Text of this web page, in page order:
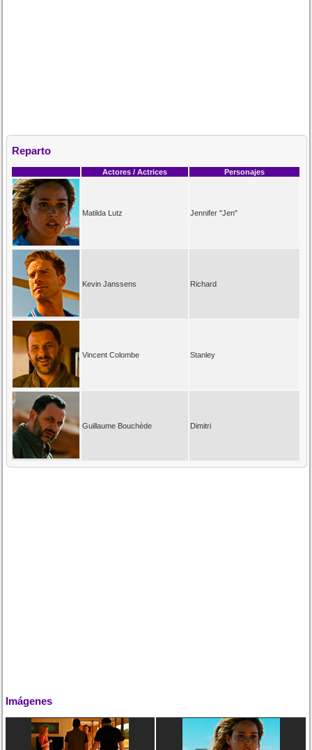
Reparto
Actores / Actrices Personajes
Matilda Lutz Jennifer "Jen"
Kevin Janssens Richard
Vincent Colombe Stanley
Guillaume Bouchède Dimitri
Imágenes